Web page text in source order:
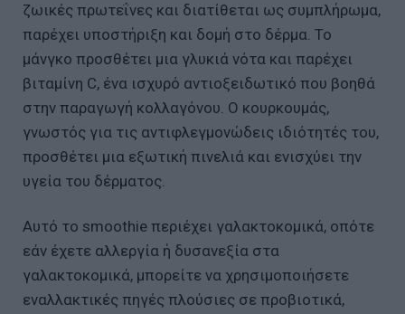
ζωικές πρωτεΐνες και διατίθεται ως συμπλήρωμα,
παρέχει υποστήριξη και δομή στο δέρμα. Το
μάνγκο προσθέτει μια γλυκιά νότα και παρέχει
βιταμίνη C, ένα ισχυρό αντιοξειδωτικό που βοηθά
στην παραγωγή κολλαγόνου. Ο κουρκουμάς,
γνωστός για τις αντιφλεγμονώδεις ιδιότητές του,
προσθέτει μια εξωτική πινελιά και ενισχύει την
υγεία του δέρματος.
Αυτό το smoothie περιέχει γαλακτοκομικά, οπότε
εάν έχετε αλλεργία ή δυσανεξία στα
γαλακτοκομικά, μπορείτε να χρησιμοποιήσετε
εναλλακτικές πηγές πλούσιες σε προβιοτικά,